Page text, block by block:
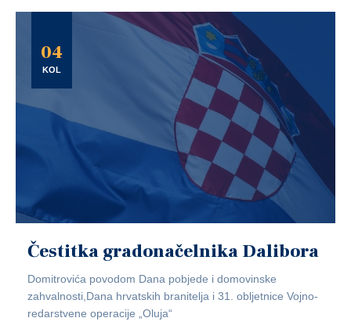
04
KOL
Čestitka gradonačelnika Dalibora
Domitrovića povodom Dana pobjede i domovinske
zahvalnosti,Dana hrvatskih branitelja i 31. obljetnice Vojno-
redarstvene operacije „Oluja“